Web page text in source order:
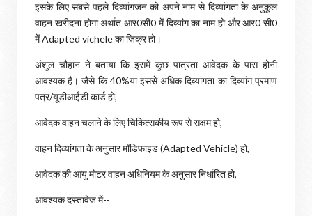
इसके लिए सबसे पहले दिव्यांगजन को अपने नाम से दिव्यांगता के अनुकूल
वाहन खरीदना होगा अर्थात आर0सी0 में दिव्यांग का नाम हो और आर0 सी0
में Adapted vichele का जिक्र हो।
अंशुल चौहान ने बताया कि इसमें कुछ पात्रता आवेदक के पास होनी
आवश्यक है। जैसे कि 40%या इससे अधिक दिव्यांगता का दिव्यांग प्रमाण
पत्र/यूडीआईडी कार्ड हो,
आवेदक वाहन चलाने के लिए चिकित्सकीय रूप से सक्षम हो,
वाहन दिव्यांगता के अनुसार मॉडिफाइड (Adapted Vehicle) हो,
आवेदक की आयु मोटर वाहन अधिनियम के अनुसार निर्धारित हो,
आवश्यक दस्तावेज में--